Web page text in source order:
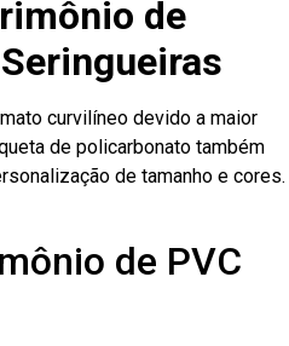
de
curvilíneo devido a maior
de policarbonato também
de tamanho e cores.
de PVC